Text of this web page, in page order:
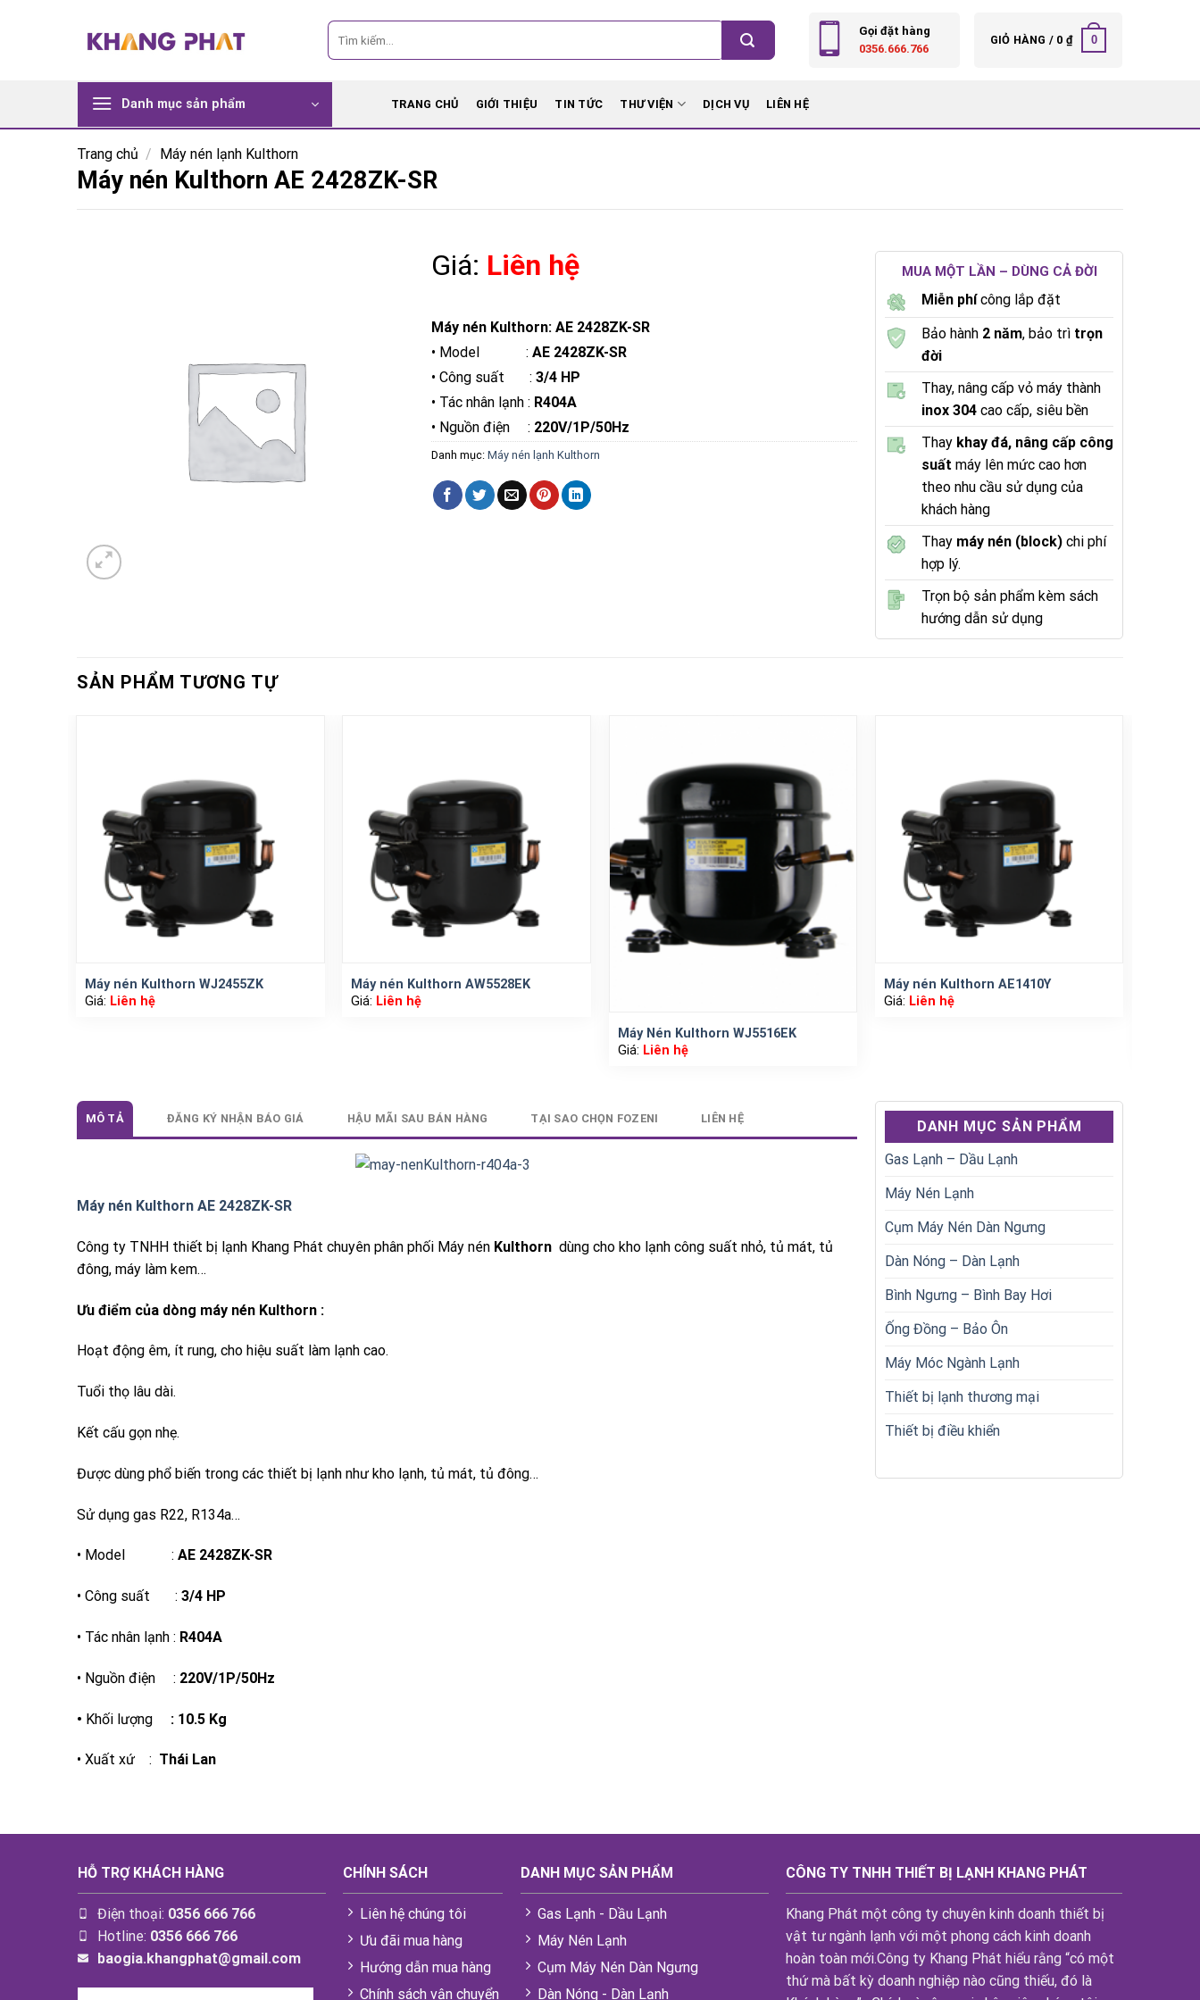
Tìm
kiếm:
Gọi đặt hàng
0356.666.766
GIỎ HÀNG / 0 ₫ 0
Danh mục sản phẩm TRANG CHỦ GIỚI THIỆU TIN TỨC THƯ VIỆN DỊCH VỤ LIÊN HỆ
Trang chủ / Máy nén lạnh Kulthorn
Máy nén Kulthorn AE 2428ZK-SR
Giá: Liên hệ
Máy nén Kulthorn: AE 2428ZK-SR
• Model :AE 2428ZK-SR
• Công suất :3/4 HP
• Tác nhân lạnh : R404A
• Nguồn điện : 220V/1P/50Hz
Danh mục:Máy nén lạnh Kulthorn
MUA MỘT LẦN – DÙNG CẢ ĐỜI
Miễn phícông lắp đặt
Bảo hành 2 năm, bảo trì trọn
đời
Thay, nâng cấp vỏ máy thành
inox 304cao cấp, siêu bền
Thay khay đá, nâng cấp công
suất máy lên mức cao hơn
theo nhu cầu sử dụng của
khách hàng
Thaymáy nén (block)chi phí
hợp lý.
Trọn bộ sản phẩm kèm sách
hướng dẫn sử dụng
SẢN PHẨM TƯƠNG TỰ
Máy nén Kulthorn WJ2455ZK
Giá: Liên hệ
Máy nén Kulthorn AW5528EK
Giá: Liên hệ
Máy Nén Kulthorn WJ5516EK
Giá: Liên hệ
Máy nén Kulthorn AE1410Y
Giá: Liên hệ
MÔ TẢ ĐĂNG KÝ NHẬN BÁO GIÁ HẬU MÃI SAU BÁN HÀNG TẠI SAO CHỌN FOZENI LIÊN HỆ
Máy nén Kulthorn AE 2428ZK-SR
Công ty TNHH thiết bị lạnh Khang Phát chuyên phân phối Máy nén Kulthorn dùng cho kho lạnh công suất nhỏ, tủ mát, tủ
đông, máy làm kem…
Ưu điểm của dòng máy nén Kulthorn :
Hoạt động êm, ít rung, cho hiệu suất làm lạnh cao.
Tuổi thọ lâu dài.
Kết cấu gọn nhẹ.
Được dùng phổ biến trong các thiết bị lạnh như kho lạnh, tủ mát, tủ đông…
Sử dụng gas R22, R134a…
• Model : AE 2428ZK-SR
• Công suất : 3/4 HP
• Tác nhân lạnh : R404A
• Nguồn điện : 220V/1P/50Hz
• Khối lượng: 10.5 Kg
• Xuất xứ : Thái Lan
DANH MỤC SẢN PHẨM
Gas Lạnh – Dầu Lạnh
Máy Nén Lạnh
Cụm Máy Nén Dàn Ngưng
Dàn Nóng – Dàn Lạnh
Bình Ngưng – Bình Bay Hơi
Ống Đồng – Bảo Ôn
Máy Móc Ngành Lạnh
Thiết bị lạnh thương mại
Thiết bị điều khiển
HỖ TRỢ KHÁCH HÀNG
Điện thoại: 0356 666 766
Hotline: 0356 666 766
baogia.khangphat@gmail.com
CHÍNH SÁCH
Liên hệ chúng tôi
Ưu đãi mua hàng
Hướng dẫn mua hàng
Chính sách vận chuyển
DANH MỤC SẢN PHẨM
Gas Lạnh - Dầu Lạnh
Máy Nén Lạnh
Cụm Máy Nén Dàn Ngưng
Dàn Nóng - Dàn Lạnh
CÔNG TY TNHH THIẾT BỊ LẠNH KHANG PHÁT
Khang Phát một công ty chuyên kinh doanh thiết bị
vật tư ngành lạnh với một phong cách kinh doanh
hoàn toàn mới.Công ty Khang Phát hiểu rằng “có một
thứ mà bất kỳ doanh nghiệp nào cũng thiếu, đó là